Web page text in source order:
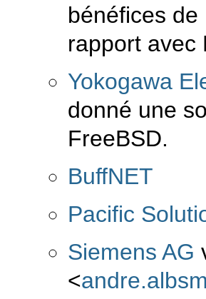
bénéfices
rapport avec
Yokogawa
donné une
FreeBSD.
BuffNET
Pacific
Siemens AG
<